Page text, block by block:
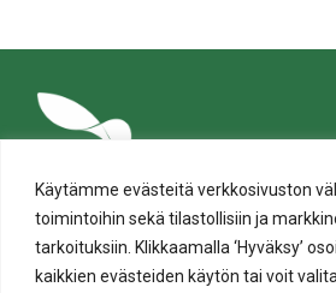
Käytämme evästeitä verkkosivuston
toimintoihin sekä tilastollisiin ja
tarkoituksiin. Klikkaamalla ‘Hyväksy’
kaikkien evästeiden käytön tai voit